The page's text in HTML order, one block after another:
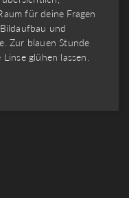
für deine Fragen
und
Zur blauen Stunde
glühen lassen.